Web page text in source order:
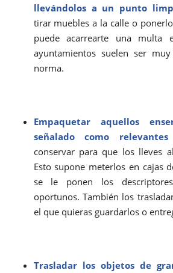
llevándolos a un punto
tirar muebles a la calle o
puede acarrearte una multa
ayuntamientos suelen ser
norma.
Empaquetar aquellos
señalado como relevantes
conservar para que los lleves
Esto supone meterlos en cajas
se le ponen los
oportunos. También los
el que quieras guardarlos o
Trasladar los objetos de